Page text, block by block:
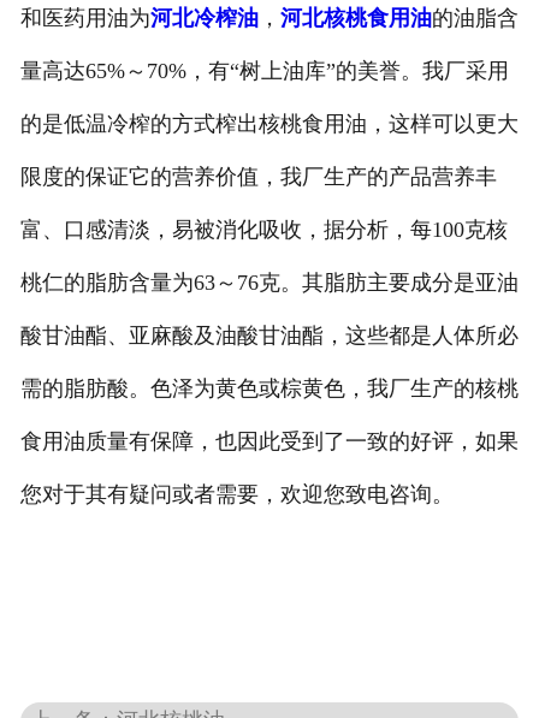
和医药用油为河北冷榨油， 河北核桃食用油的油脂含
量高达65%～70%，有“树上油库”的美誉。我厂采用
的是低温冷榨的方式榨出核桃食用油，这样可以更大
限度的保证它的营养价值，我厂生产的产品营养丰
富、口感清淡，易被消化吸收，据分析，每100克核
桃仁的脂肪含量为63～76克。其脂肪主要成分是亚油
酸甘油酯、亚麻酸及油酸甘油酯，这些都是人体所必
需的脂肪酸。色泽为黄色或棕黄色，我厂生产的核桃
食用油质量有保障，也因此受到了一致的好评，如果
您对于其有疑问或者需要，欢迎您致电咨询。